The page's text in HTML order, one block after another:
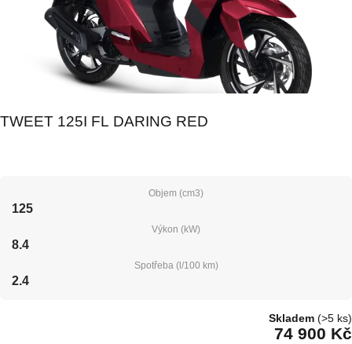
TWEET 125I FL DARING RED
Objem (cm3)
125
Výkon (kW)
8.4
Spotřeba (l/100 km)
2.4
Skladem (>5 ks)
74 900 Kč